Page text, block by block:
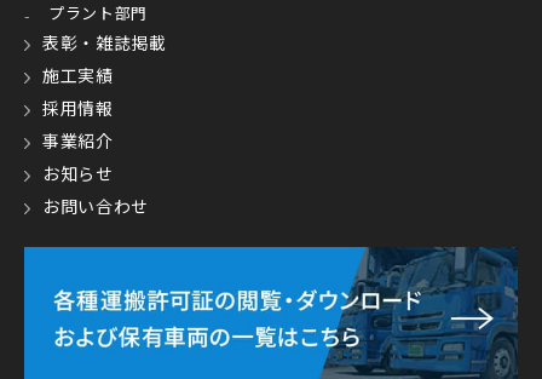
プラント部門
表彰・雑誌掲載
施工実績
採用情報
事業紹介
お知らせ
お問い合わせ